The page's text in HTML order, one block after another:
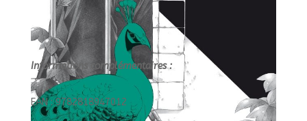
Informations complémentaires :
EAN : 9782818947012